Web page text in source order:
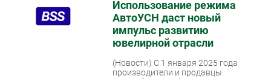
Использование режима
АвтоУСН даст новый
импульс развитию
ювелирной отрасли
(Новости) С 1 января 2025 года
производители и продавцы